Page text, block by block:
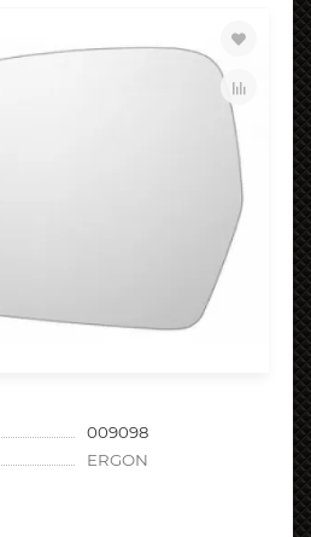
009098
ERGON